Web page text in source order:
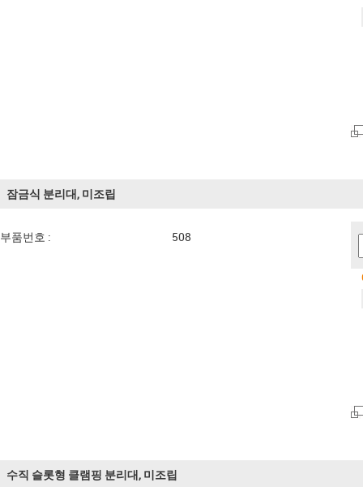
잠금식 분리대, 미조립
부품번호 : 508
수직 슬롯형 클램핑 분리대, 미조립